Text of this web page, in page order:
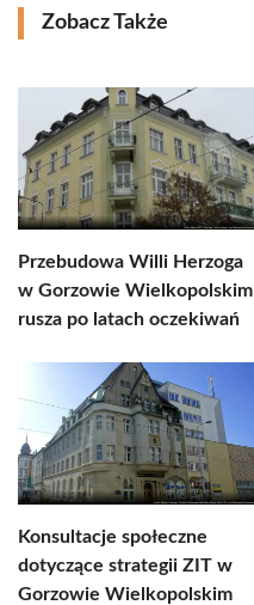
Zobacz Także
Przebudowa Willi Herzoga
w Gorzowie Wielkopolskim
rusza po latach oczekiwań
Konsultacje społeczne
dotyczące strategii ZIT w
Gorzowie Wielkopolskim